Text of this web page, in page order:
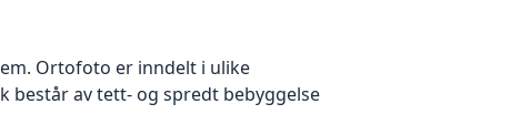
Ortofoto er inndelt i ulike
av tett- og spredt bebyggelse